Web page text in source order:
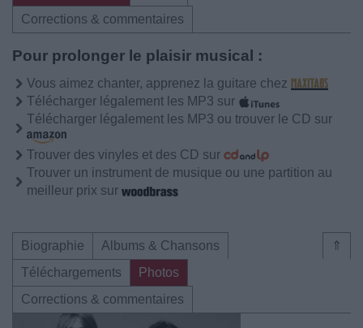
Corrections & commentaires
Pour prolonger le plaisir musical :
Vous aimez chanter, apprenez la guitare chez
Télécharger légalement les MP3 sur
Télécharger légalement les MP3 ou trouver le CD sur
Trouver des vinyles et des CD sur
Trouver un instrument de musique ou une partition au
meilleur prix sur
⇑
Biographie
Albums & Chansons
Téléchargements
Photos
Corrections & commentaires